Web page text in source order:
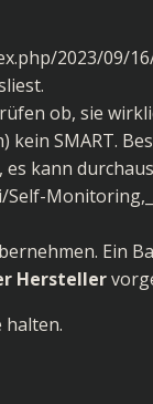
2023/09/
ob, sie
kein SMART.
kann
Ein
Hersteller
halten.